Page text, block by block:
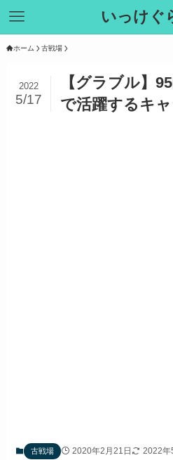
いっけぐ
ホーム 古戦場
【グラブル】
で活躍するキ
2022
5/17
古戦場 2020年2月21日 2022年